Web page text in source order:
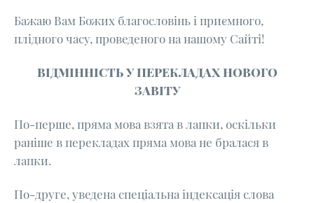
Бажаю Вам Божих благословінь і приємного,
плідного часу, проведеного на нашому Сайті!
ВІДМІННІСТЬ У ПЕРЕКЛАДАХ НОВОГО
ЗАВІТУ
По-перше, пряма мова взята в лапки, оскільки
раніше в перекладах пряма мова не бралася в
лапки.
По-друге, уведена спеціальна індексація слова